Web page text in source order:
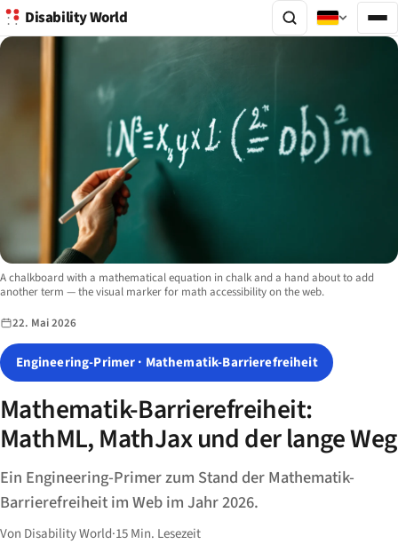
Disability World
Image description:
A chalkboard with a mathematical equation in chalk and a hand about to add
another term — the visual marker for math accessibility on the web.
22. Mai 2026
Engineering-Primer · Mathematik-Barrierefreiheit
Mathematik-Barrierefreiheit:
MathML, MathJax und der lange Weg
Ein Engineering-Primer zum Stand der Mathematik-
Barrierefreiheit im Web im Jahr 2026.
Von Disability World·15 Min. Lesezeit